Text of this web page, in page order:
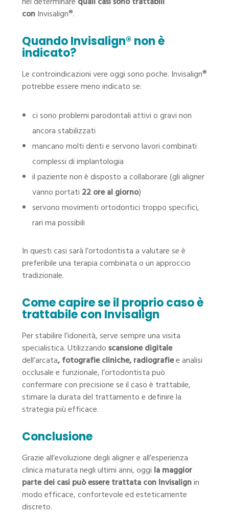
conInvisalign®.
Quando Invisalign® non è
indicato?
Le controindicazioni vere oggi sono poche. Invisalign®
potrebbe essere meno indicato se:
ci sono problemi parodontali attivi o gravi non
ancora stabilizzati
mancano molti denti e servono lavori combinati
complessi di implantologia
il paziente non è disposto a collaborare (gli aligner
vanno portati 22 ore al giorno)
servono movimenti ortodontici troppo specifici,
rari ma possibili
In questi casi sarà l’ortodontista a valutare se è
preferibile una terapia combinata o un approccio
tradizionale.
Come capire se il proprio caso è
trattabile con Invisalign
Per stabilire l’idoneità, serve sempre una visita
specialistica. Utilizzandoscansione digitale
dell’arcata,fotografie cliniche,radiografiee analisi
occlusale e funzionale, l’ortodontista può
confermare con precisione se il caso è trattabile,
stimare la durata del trattamento e definire la
strategia più efficace.
Conclusione
Grazie all’evoluzione degli aligner e all’esperienza
clinica maturata negli ultimi anni, oggi la maggior
parte dei casi può essere trattata con Invisalignin
modo efficace, confortevole ed esteticamente
discreto.